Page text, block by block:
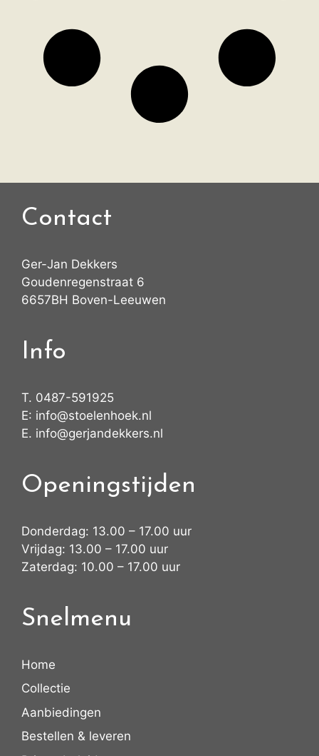
Contact
Ger-Jan Dekkers
Goudenregenstraat 6
6657BH Boven-Leeuwen
Info
T. 0487-591925
E: info@stoelenhoek.nl
E. info@gerjandekkers.nl
Openingstijden
Donderdag: 13.00 – 17.00 uur
Vrijdag: 13.00 – 17.00 uur
Zaterdag: 10.00 – 17.00 uur
Snelmenu
Home
Collectie
Aanbiedingen
Bestellen & leveren